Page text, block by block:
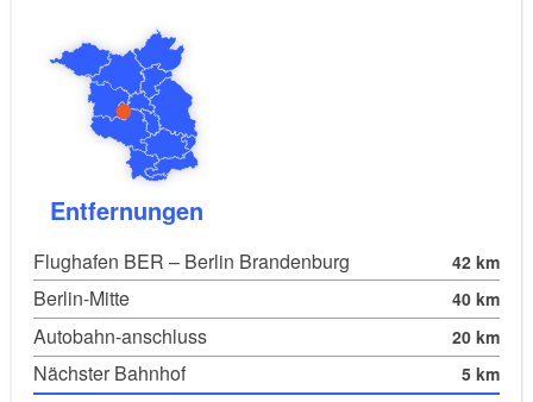
Entfernungen
Flughafen BER – Berlin Brandenburg 42 km
Berlin-Mitte 40 km
Autobahn-anschluss 20 km
Nächster Bahnhof 5 km